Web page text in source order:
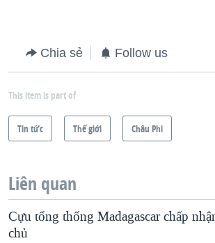
Chia sẻ Follow us
This item is part of
Tin tức Thế giới Châu Phi
Liên quan
Cựu tổng thống Madagascar chấp
chủ